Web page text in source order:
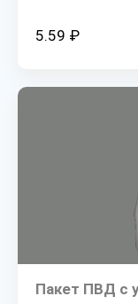
5.59 ₽
Пакет ПВД с